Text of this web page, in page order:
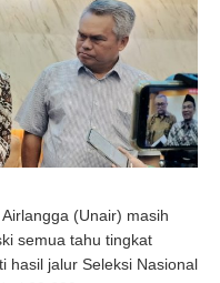
(Unair) masih
semua tahu tingkat
hasil jalur Seleksi Nasional